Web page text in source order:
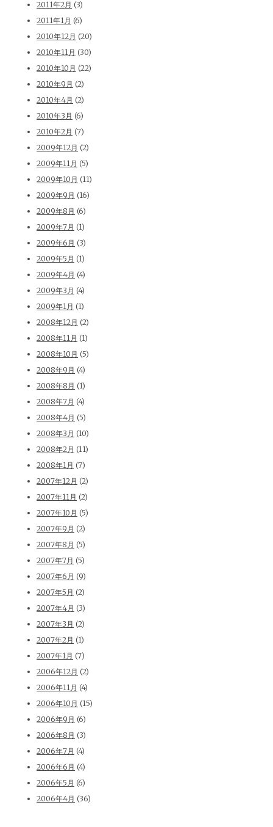
2011年2月 (3)
2011年1月 (6)
2010年12月 (20)
2010年11月 (30)
2010年10月 (22)
2010年9月 (2)
2010年4月 (2)
2010年3月 (6)
2010年2月 (7)
2009年12月 (2)
2009年11月 (5)
2009年10月 (11)
2009年9月 (16)
2009年8月 (6)
2009年7月 (1)
2009年6月 (3)
2009年5月 (1)
2009年4月 (4)
2009年3月 (4)
2009年1月 (1)
2008年12月 (2)
2008年11月 (1)
2008年10月 (5)
2008年9月 (4)
2008年8月 (1)
2008年7月 (4)
2008年4月 (5)
2008年3月 (10)
2008年2月 (11)
2008年1月 (7)
2007年12月 (2)
2007年11月 (2)
2007年10月 (5)
2007年9月 (2)
2007年8月 (5)
2007年7月 (5)
2007年6月 (9)
2007年5月 (2)
2007年4月 (3)
2007年3月 (2)
2007年2月 (1)
2007年1月 (7)
2006年12月 (2)
2006年11月 (4)
2006年10月 (15)
2006年9月 (6)
2006年8月 (3)
2006年7月 (4)
2006年6月 (4)
2006年5月 (6)
2006年4月 (36)